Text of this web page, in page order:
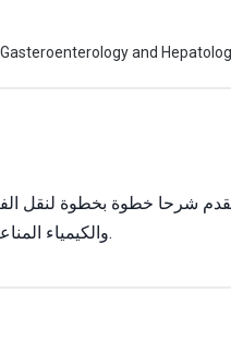
and
نقدم شرحا خطوة بخطوة لنقل
المصب لهذه الثقافات عن طريق RT-PCR و RNA-microarray والكيمياء المناعية.